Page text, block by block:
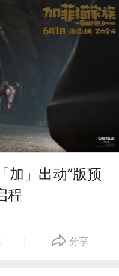
加」出动”版预
程
分享